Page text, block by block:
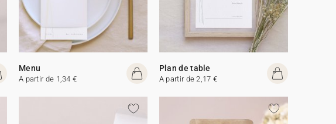
Menu
A partir de 1,34 €
Plan de table
A partir de 2,17 €